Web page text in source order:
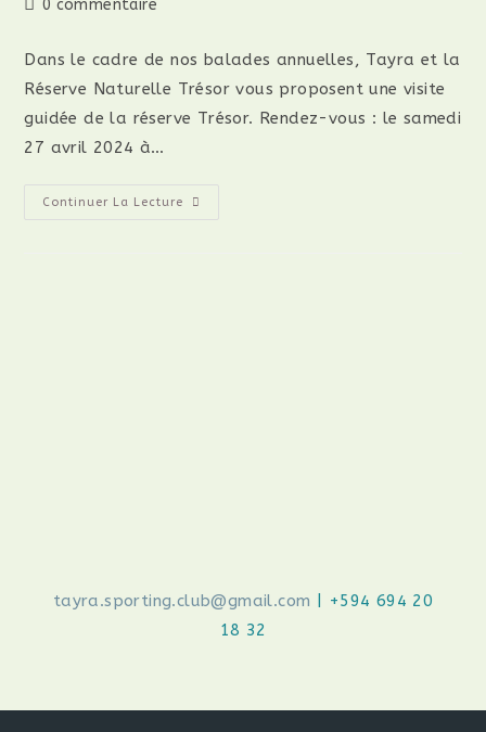
0 commentaire
Dans le cadre de nos balades annuelles, Tayra et la
Réserve Naturelle Trésor vous proposent une visite
guidée de la réserve Trésor. Rendez-vous : le samedi
27 avril 2024 à…
Continuer La Lecture
tayra.sporting.club@gmail.com | +594 694 20
18 32